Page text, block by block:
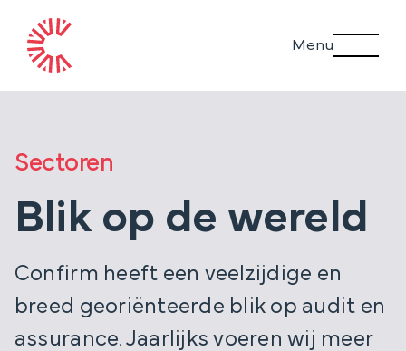
naar Menu
Sectoren
Blik op de wereld
Confirm heeft een veelzijdige en
breed georiënteerde blik op audit en
assurance. Jaarlijks voeren wij meer